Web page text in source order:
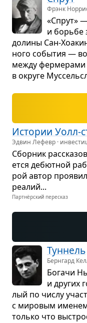
Фрэнк
«Спрут»
и борьбе
долины Сан-
ного собы­тия —
между фер­ме­рами
в округе
Исто­рии Уолл-
Эдвин Лефевр ·
Сбор­ник
ется дебют­ной
рой автор
реа­лий...
Партнёрский пересказ
Тун­нель
Бернгард
Богачи
и дру­гих
лый по числу
с миро­вым име­нем
только что